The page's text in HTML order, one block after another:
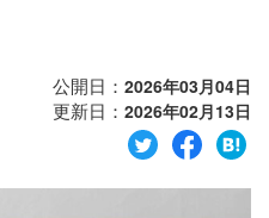
公開日： 2026年03月04日
更新日： 2026年02月13日